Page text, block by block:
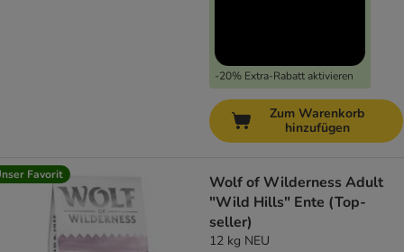
-20% Extra-Rabatt aktivieren
Zum Warenkorb
hinzufügen
Favorit
Wolf of Wilderness Adult
"Wild Hills" Ente (Top-
seller)
12 kg NEU